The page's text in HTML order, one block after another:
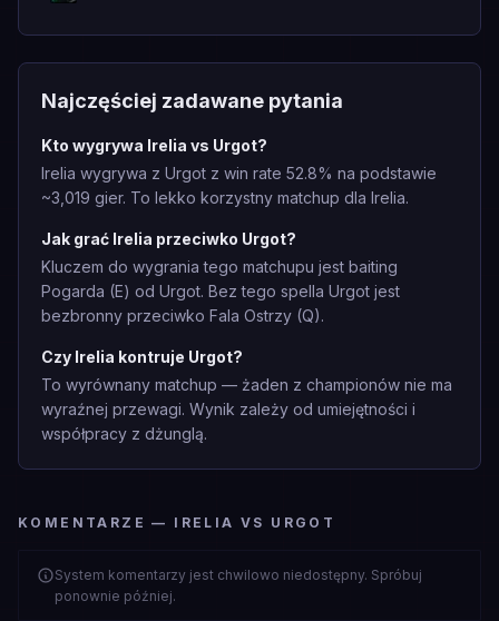
Najczęściej zadawane pytania
Kto wygrywa Irelia vs Urgot?
Irelia wygrywa z Urgot z win rate 52.8% na podstawie
~3,019 gier. To lekko korzystny matchup dla Irelia.
Jak grać Irelia przeciwko Urgot?
Kluczem do wygrania tego matchupu jest baiting
Pogarda (E) od Urgot. Bez tego spella Urgot jest
bezbronny przeciwko Fala Ostrzy (Q).
Czy Irelia kontruje Urgot?
To wyrównany matchup — żaden z championów nie ma
wyraźnej przewagi. Wynik zależy od umiejętności i
współpracy z dżunglą.
KOMENTARZE — IRELIA VS URGOT
System komentarzy jest chwilowo niedostępny. Spróbuj
ponownie później.